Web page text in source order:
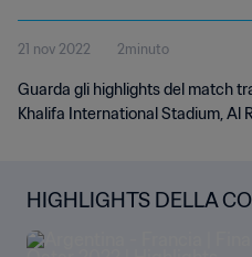
Highlights
21 nov 2022 2minuto
Guarda gli highlights del match
Khalifa International Stadium, Al
HIGHLIGHTS DELLA
ONDO